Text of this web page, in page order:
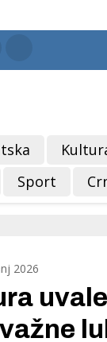
Sport
2026